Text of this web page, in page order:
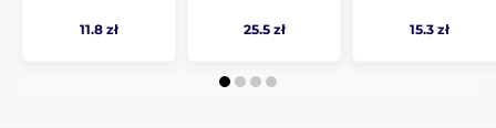
11.8 zł 25.5 zł 15.3 zł